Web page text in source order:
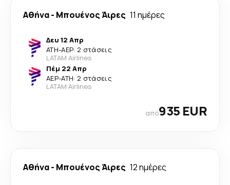
Αθήνα- Μπουένος Άιρες 11 ημέρες
Δευ 12 Απρ
ATH-AEP· 2 στάσεις
LATAM Airlines
Πέμ 22 Απρ
AEP-ATH· 2 στάσεις
LATAM Airlines
από935 EUR
Αθήνα- Μπουένος Άιρες 12 ημέρες